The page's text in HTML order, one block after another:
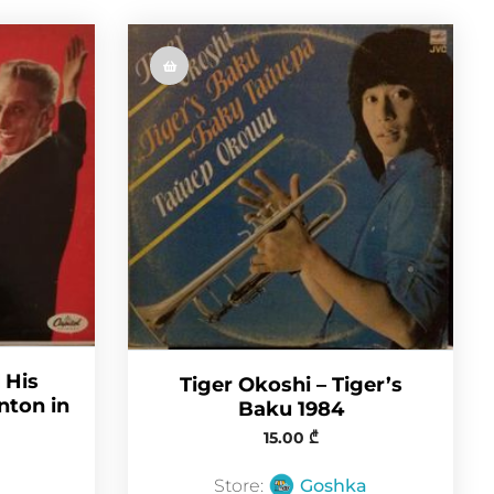
m
in
Tiger Okoshi – Tiger’s
Baku 1984
15.00 ₾
Store: Goshka